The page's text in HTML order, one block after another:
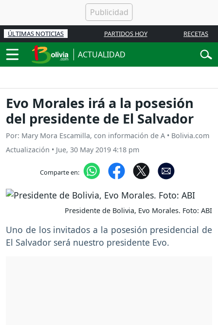
ÚLTIMAS NOTICIAS PARTIDOS HOY RECETAS
ACTUALIDAD
Evo Morales irá a la posesión
del presidente de El Salvador
Por: Mary Mora Escamilla, con información de A • Bolivia.com
Actualización • Jue, 30 May 2019 4:18 pm
Comparte en:
Presidente de Bolivia, Evo Morales. Foto: ABI
Uno de los invitados a la posesión presidencial de
El Salvador será nuestro presidente Evo.